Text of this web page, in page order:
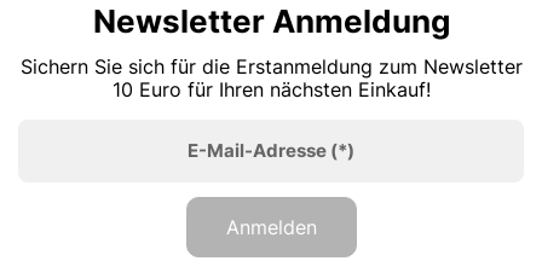
Newsletter Anmeldung
Sichern Sie sich für die Erstanmeldung zum Newsletter
10 Euro für Ihren nächsten Einkauf!
E-Mail-Adresse (*)
Anmelden